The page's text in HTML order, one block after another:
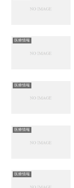
医療情報
医療情報
医療情報
医療情報